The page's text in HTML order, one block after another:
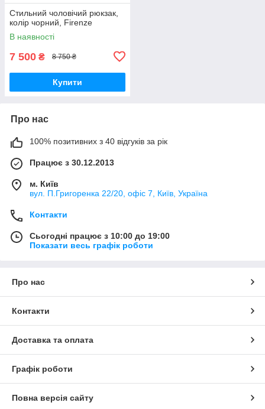
Стильний чоловічий рюкзак,
колір чорний, Firenze
В наявності
7 500 ₴ 8 750 ₴
Купити
Про нас
100% позитивних з 40 відгуків за рік
Працює з 30.12.2013
м. Київ
вул. П.Григоренка 22/20, офіс 7, Київ, Україна
Контакти
Сьогодні працює з 10:00 до 19:00
Показати весь графік роботи
Про нас
Контакти
Доставка та оплата
Графік роботи
Повна версія сайту